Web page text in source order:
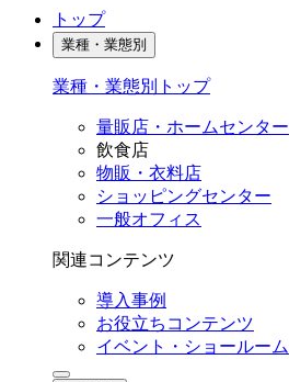
トップ
業種・業態別
業種・業態別トップ
量販店・ホームセンター
飲食店
物販・衣料店
ショッピングセンター
一般オフィス
関連コンテンツ
導入事例
お役立ちコンテンツ
イベント・ショールーム